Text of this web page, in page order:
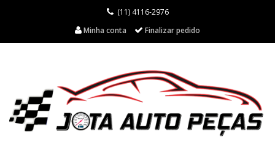
(11) 4116-2976
Minha conta
Finalizar pedido